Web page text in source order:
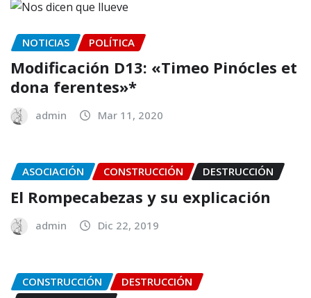
NOTICIAS POLÍTICA
Modificación D13: «Timeo Pinócles et
dona ferentes»*
admin Mar 11, 2020
ASOCIACIÓN CONSTRUCCIÓN DESTRUCCIÓN
El Rompecabezas y su explicación
admin Dic 22, 2019
CONSTRUCCIÓN
DESTRUCCIÓN